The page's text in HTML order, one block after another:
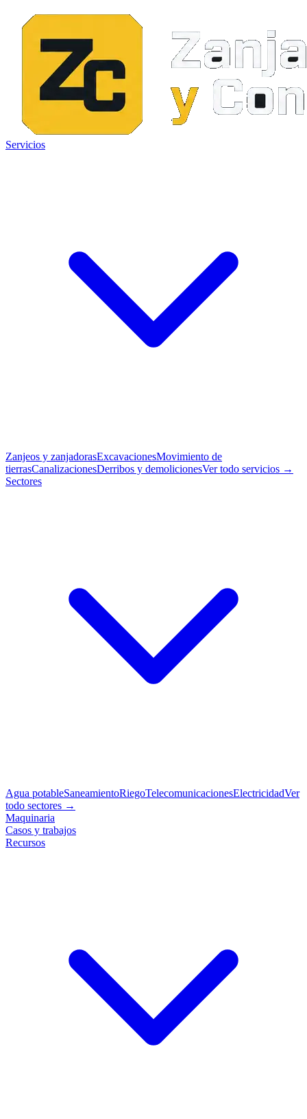
Servicios
Zanjeos y zanjadorasExcavacionesMovimiento de
tierrasCanalizacionesDerribos y demolicionesVer todo servicios →
Sectores
Agua potableSaneamientoRiegoTelecomunicacionesElectricidadVer
todo sectores →
Maquinaria
Casos y trabajos
Recursos